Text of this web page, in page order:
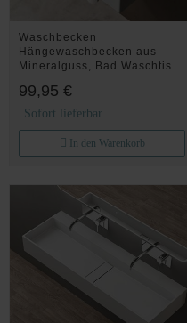
Waschbecken
Hängewaschbecken aus
Mineralguss, Bad Waschtisch
Colossum 6035 in Weiß
99,95 €
Sofort lieferbar
In den Warenkorb